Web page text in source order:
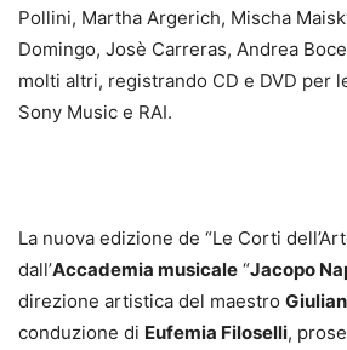
Pollini, Martha Argerich, Mischa
Domingo, Josè Carreras, Andrea
molti altri, registrando CD e DVD per
Sony Music e RAI.
La nuova edizione de “Le Corti
dall’Accademia musicale “Jacopo
direzione artistica del maestro
conduzione di Eufemia Filoselli,